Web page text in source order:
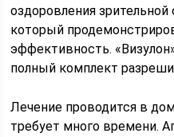
оздоровления
который
эффективность.
полный комплект
Лечение проводится в
требует много времени.